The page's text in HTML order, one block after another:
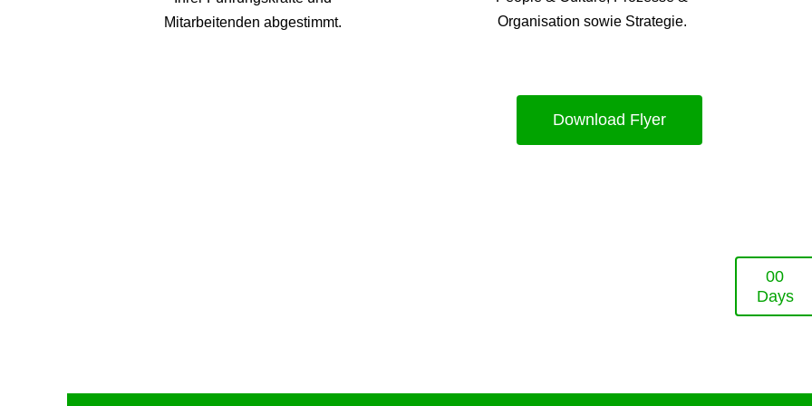
Mitarbeitenden abgestimmt.
Organisation sowie Strategie.
Download Flyer
00
Days